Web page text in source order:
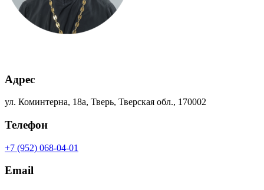
Адрес
ул. Коминтерна, 18а, Тверь, Тверская обл., 170002
Телефон
+7 (952) 068-04-01
Email